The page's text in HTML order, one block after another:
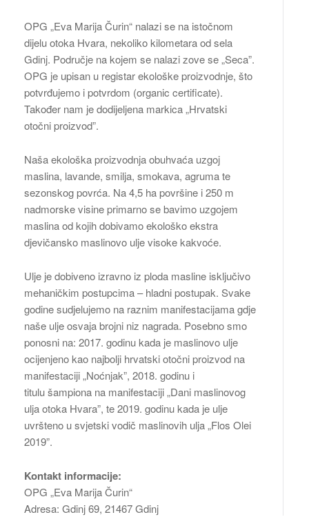
OPG „Eva Marija Čurin“ nalazi se na istočnom
dijelu otoka Hvara, nekoliko kilometara od sela
Gdinj. Područje na kojem se nalazi zove se „Seca”.
OPG je upisan u registar ekološke proizvodnje, što
potvrđujemo i potvrdom (organic certificate).
Također nam je dodijeljena markica „Hrvatski
otočni proizvod”.
Naša ekološka proizvodnja obuhvaća uzgoj
maslina, lavande, smilja, smokava, agruma te
sezonskog povrća. Na 4,5 ha površine i 250 m
nadmorske visine primarno se bavimo uzgojem
maslina od kojih dobivamo ekološko ekstra
djevičansko maslinovo ulje visoke kakvoće.
Ulje je dobiveno izravno iz ploda masline isključivo
mehaničkim postupcima – hladni postupak. Svake
godine sudjelujemo na raznim manifestacijama gdje
naše ulje osvaja brojni niz nagrada. Posebno smo
ponosni na: 2017. godinu kada je maslinovo ulje
ocijenjeno kao najbolji hrvatski otočni proizvod na
manifestaciji „Noćnjak”, 2018. godinu i
titulu šampiona na manifestaciji „Dani maslinovog
ulja otoka Hvara”, te 2019. godinu kada je ulje
uvršteno u svjetski vodič maslinovih ulja „Flos Olei
2019”.
Kontakt informacije:
OPG „Eva Marija Čurin“
Adresa: Gdinj 69, 21467 Gdinj